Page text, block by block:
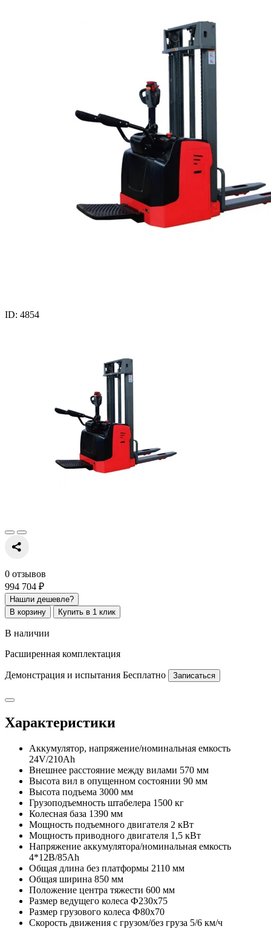
ID: 4854
0 отзывов
994 704 ₽
Нашли дешевле?
В корзину
Купить в 1 клик
В наличии
Расширенная комплектация
Демонстрация и испытания Бесплатно Записаться
Характеристики
Аккумулятор, напряжение/номинальная емкость
24V/210Ah
Внешнее расстояние между вилами 570 мм
Высота вил в опущенном состоянии 90 мм
Высота подъема 3000 мм
Грузоподъемность штабелера 1500 кг
Колесная база 1390 мм
Мощность подъемного двигателя 2 кВт
Мощность приводного двигателя 1,5 кВт
Напряжение аккумулятора/номинальная емкость
4*12В/85Ah
Общая длина без платформы 2110 мм
Общая ширина 850 мм
Положение центра тяжести 600 мм
Размер ведущего колеса Ф230x75
Размер грузового колеса Ф80x70
Скорость движения с грузом/без груза 5/6 км/ч